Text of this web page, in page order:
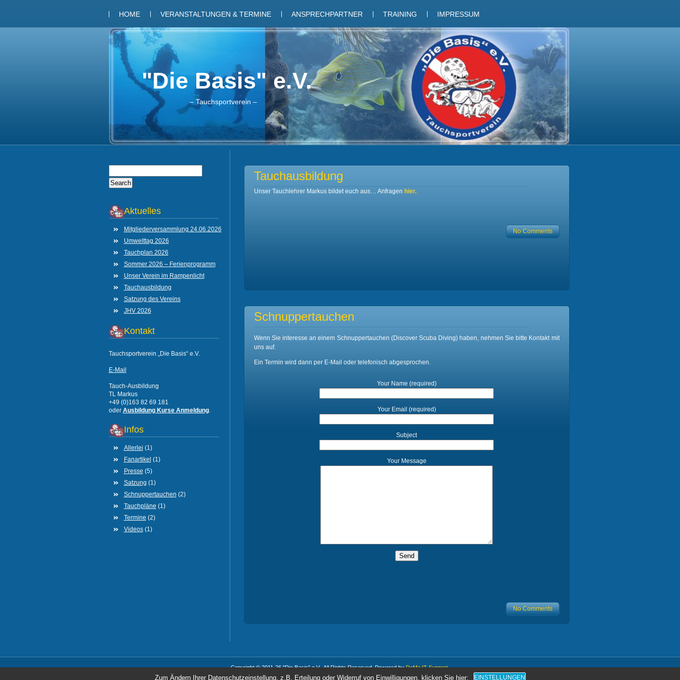
HOME VERANSTALTUNGEN & TERMINE ANSPRECHPARTNER TRAINING IMPRESSUM
"Die Basis" e.V.
– Tauchsportverein –
Aktuelles
Mitgliederversammlung 24.06.2026
Umwelttag 2026
Tauchplan 2026
Sommer 2026 – Ferienprogramm
Unser Verein im Rampenlicht
Tauchausbildung
Satzung des Vereins
JHV 2026
Kontakt
Tauchsportverein „Die Basis“ e.V.
E-Mail
Tauch-Ausbildung
TL Markus
+49 (0)163 82 69 181
oder Ausbildung Kurse Anmeldung.
Infos
Allerlei (1)
Fanartikel (1)
Presse (5)
Satzung (1)
Schnuppertauchen (2)
Tauchpläne (1)
Termine (2)
Videos(1)
Tauchausbildung
Unser Tauchlehrer Markus bildet euch aus… Anfragen hier.
No Comments
Schnuppertauchen
Wenn Sie interesse an einem Schnuppertauchen (Discover Scuba Diving) haben, nehmen Sie bitte Kontakt mit
uns auf.
Ein Termin wird dann per E-Mail oder telefonisch abgesprochen.
Your Name (required)
Your Email (required)
Subject
Your Message
No Comments
Copyright © 2011-26 "Die Basis" e.V.. All Rights Reserved. Powered byDeMa IT-Support.
Zum Ändern Ihrer Datenschutzeinstellung, z.B. Erteilung oder Widerruf von Einwilligungen, klicken Sie hier: EINSTELLUNGEN